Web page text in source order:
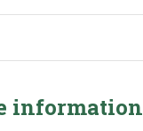
information